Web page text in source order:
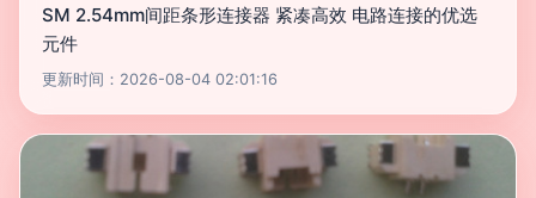
SM 2.54mm间距条形连接器 紧凑高效 电路连接的优选
元件
更新时间：2026-08-04 02:01:16